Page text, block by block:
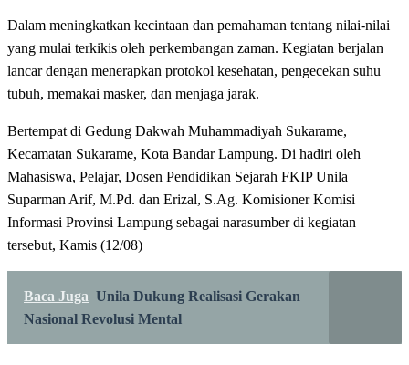
Dalam meningkatkan kecintaan dan pemahaman tentang nilai-nilai
yang mulai terkikis oleh perkembangan zaman. Kegiatan berjalan
lancar dengan menerapkan protokol kesehatan, pengecekan suhu
tubuh, memakai masker, dan menjaga jarak.
Bertempat di Gedung Dakwah Muhammadiyah Sukarame,
Kecamatan Sukarame, Kota Bandar Lampung. Di hadiri oleh
Mahasiswa, Pelajar, Dosen Pendidikan Sejarah FKIP Unila
Suparman Arif, M.Pd. dan Erizal, S.Ag. Komisioner Komisi
Informasi Provinsi Lampung sebagai narasumber di kegiatan
tersebut, Kamis (12/08)
Baca Juga Unila Dukung Realisasi Gerakan
Nasional Revolusi Mental